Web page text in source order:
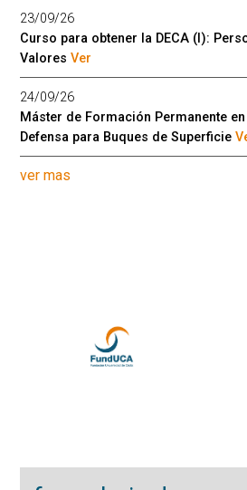
23/09/26
Curso para obtener la DECA (I):
ValoresVer
24/09/26
Máster de Formación Permanente
Defensa para Buques de Superficie
ver mas